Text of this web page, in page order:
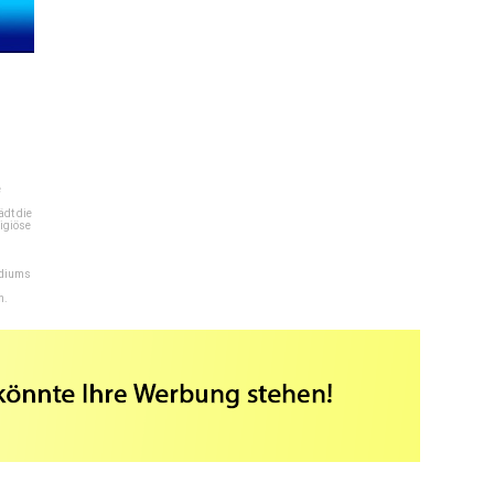
die